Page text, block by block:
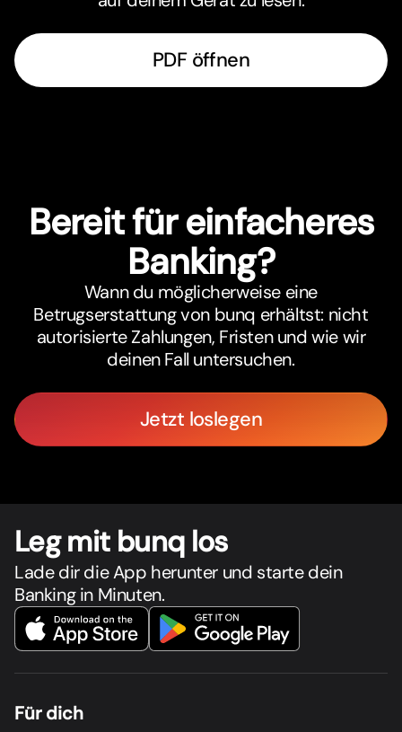
PDF öffnen
Bereit für einfacheres
Banking?
Wann du möglicherweise eine
Betrugserstattung von bunq erhältst: nicht
autorisierte Zahlungen, Fristen und wie wir
deinen Fall untersuchen.
Jetzt loslegen
Leg mit bunq los
Lade dir die App herunter und starte dein
Banking in Minuten.
Für dich